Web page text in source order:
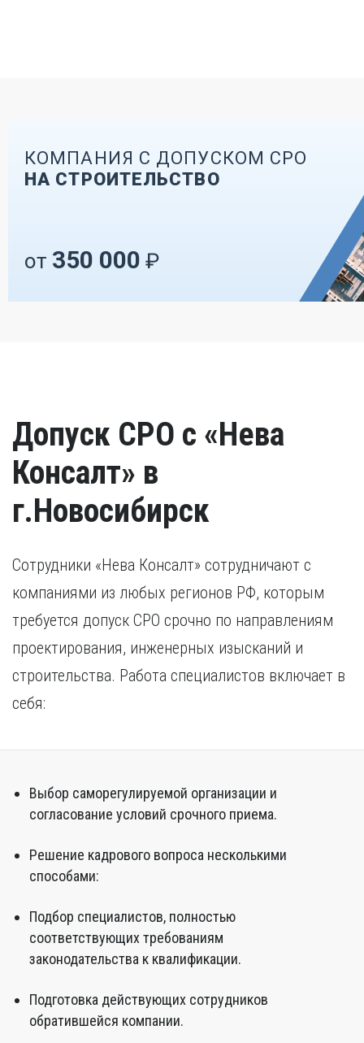
КОМПАНИЯ С ДОПУСКОМ СРО
НА СТРОИТЕЛЬСТВО
от 350 000 ₽
Допуск СРО с «Нева
Консалт» в
г.Новосибирск
Сотрудники «Нева Консалт» сотрудничают с
компаниями из любых регионов РФ, которым
требуется допуск СРО срочно по направлениям
проектирования, инженерных изысканий и
строительства. Работа специалистов включает в
себя:
Выбор саморегулируемой организации и
согласование условий срочного приема.
Решение кадрового вопроса несколькими
способами:
Подбор специалистов, полностью
соответствующих требованиям
законодательства к квалификации.
Подготовка действующих сотрудников
обратившейся компании.